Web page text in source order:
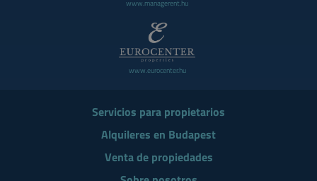
www.managerent.hu
www.eurocenter.hu
Servicios para propietarios
Alquileres en Budapest
Venta de propiedades